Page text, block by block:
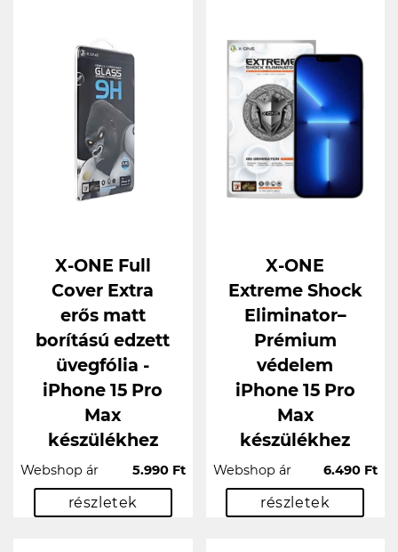
X-ONE Full
Cover Extra
erős matt
borítású edzett
üvegfólia -
iPhone 15 Pro
Max
készülékhez
Webshop ár 5.990 Ft
részletek
X-ONE
Extreme Shock
Eliminator–
Prémium
védelem
iPhone 15 Pro
Max
készülékhez
Webshop ár 6.490 Ft
részletek